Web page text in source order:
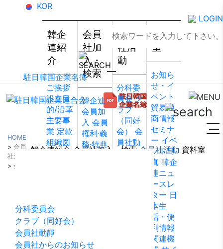
韓企
連紹
介
ご挨拶
設立目
的/沿革
主要事
業 定款
組織図
ェブア
クセシ
ビリテ
ィ方針
会員
社加
入・
検索
韓企連
会員加
入 会員
権利·義
務·特典
わせ
会員
社活
動
分科委
員会 ク
ラブ
（同好
会）
会
員社動
資料
室
お知ら
せ・イ
ベント
貿易通
商情報
セミナ
ー イベ
ント写
真 韓企
連ニュ
ースレ
ター 日
本生
活・便
利情報
関連機
駐日韓国企業名簿
KOR
LOGIN
韓企連紹介 会員社加入・検索 会員社活動 資料室
HOME
> 会員
社活動
> 会員社からのお知らせ
分科委員会
クラブ（同好会）
会員社動靜
会員社からのお知らせ